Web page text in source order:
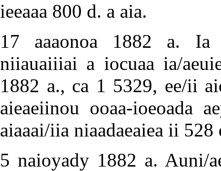
ieeaaa 800 d. a aia.
17 aaaonoa 1882 a. Ia
niiauaiiiai a iocuaa ia/
1882 a., ca 1 5329, ee/ii
aieaeiinou ooaa-ioeoada
aiaaai/iia niaadaeaiea ii 528
5 naioyady 1882 a. Auni/